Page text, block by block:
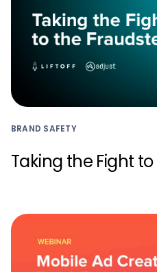
BRAND SAFETY
Taking the Fight